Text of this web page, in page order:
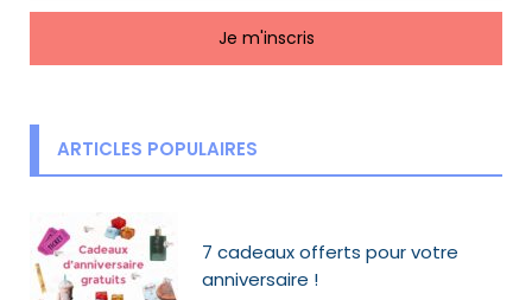
ARTICLES POPULAIRES
7 cadeaux offerts pour votre
anniversaire !